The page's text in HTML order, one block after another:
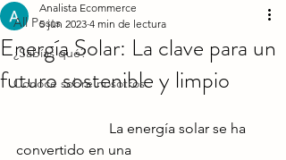
All Posts
¿Sabías qué?
Conoce sobre nosotros
Energía Solar: La clave para un
futuro sostenible y limpio
Analista Ecommerce
5 jun 2023 4 min de lectura
La energía solar se ha
convertido en una